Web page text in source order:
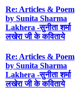
Re: Articles & Poem
by Sunita Sharma
Lakhera -सुनीता शर्मा
लखेरा जी के कविताये
Re: Articles & Poem
by Sunita Sharma
Lakhera -सुनीता शर्मा
लखेरा जी के कविताये